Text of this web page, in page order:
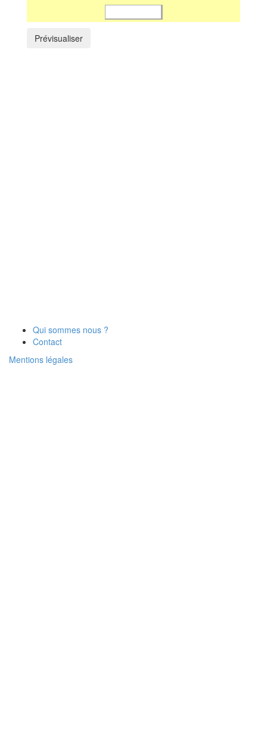
Qui sommes nous ?
Contact
Mentions légales